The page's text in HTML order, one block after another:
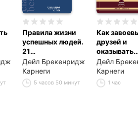
Правила жизни
успешных людей.
21
вдохновляющая
история о победе
над собой
Дейл Брекенридж
Карнеги
5 часов 50 минут
Как
друзей и
оказывать
влияние на
Самое
Дейл
Карнеги
1 час